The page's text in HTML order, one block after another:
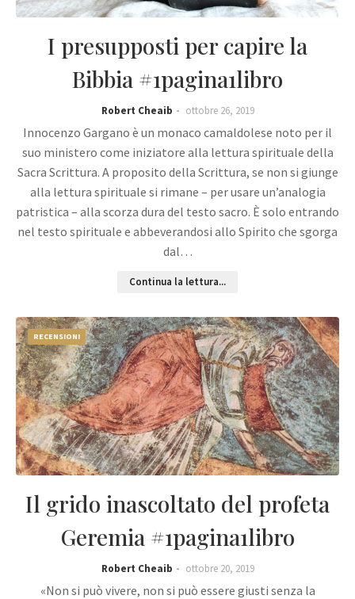
I presupposti per capire la
Bibbia #1pagina1libro
Robert Cheaib ottobre 26, 2019
Innocenzo Gargano è un monaco camaldolese noto per il
suo ministero come iniziatore alla lettura spirituale della
Sacra Scrittura. A proposito della Scrittura, se non si giunge
alla lettura spirituale si rimane – per usare un’analogia
patristica – alla scorza dura del testo sacro. È solo entrando
nel testo spirituale e abbeverandosi allo Spirito che sgorga
dal…
Continua la lettura...
RECENSIONI
Il grido inascoltato del profeta
Geremia #1pagina1libro
Robert Cheaib ottobre 20, 2019
«Non si può vivere, non si può essere giusti senza la